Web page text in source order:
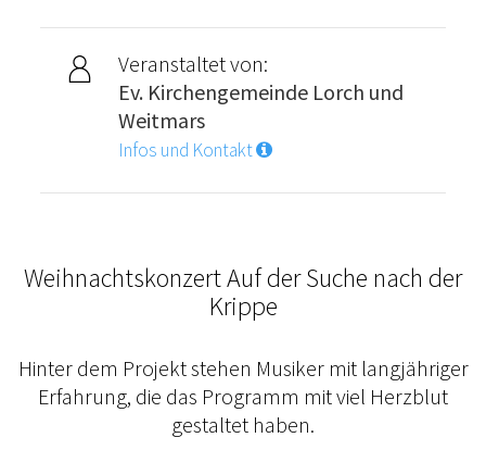
Veranstaltet von:
Ev. Kirchengemeinde Lorch und
Weitmars
Infos und Kontakt
Weihnachtskonzert Auf der Suche nach der
Krippe
Hinter dem Projekt stehen Musiker mit langjähriger
Erfahrung, die das Programm mit viel Herzblut
gestaltet haben.